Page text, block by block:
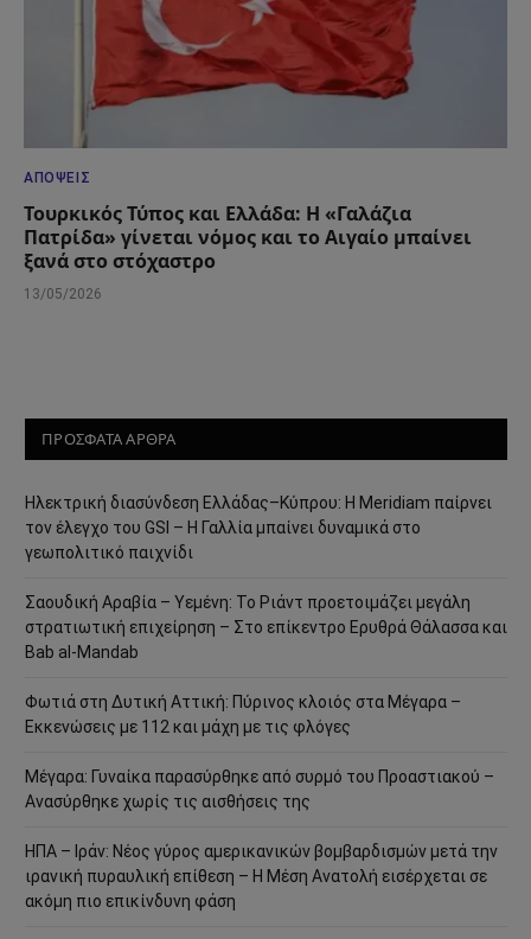
ΑΠΌΨΕΙΣ
Τουρκικός Τύπος και Ελλάδα: Η «Γαλάζια
Πατρίδα» γίνεται νόμος και το Αιγαίο μπαίνει
ξανά στο στόχαστρο
13/05/2026
ΠΡΟΣΦΑΤΑ ΑΡΘΡΑ
Ηλεκτρική διασύνδεση Ελλάδας–Κύπρου: Η Meridiam παίρνει
τον έλεγχο του GSI – Η Γαλλία μπαίνει δυναμικά στο
γεωπολιτικό παιχνίδι
Σαουδική Αραβία – Υεμένη: Το Ριάντ προετοιμάζει μεγάλη
στρατιωτική επιχείρηση – Στο επίκεντρο Ερυθρά Θάλασσα και
Bab al-Mandab
Φωτιά στη Δυτική Αττική: Πύρινος κλοιός στα Μέγαρα –
Εκκενώσεις με 112 και μάχη με τις φλόγες
Μέγαρα: Γυναίκα παρασύρθηκε από συρμό του Προαστιακού –
Ανασύρθηκε χωρίς τις αισθήσεις της
ΗΠΑ – Ιράν: Νέος γύρος αμερικανικών βομβαρδισμών μετά την
ιρανική πυραυλική επίθεση – Η Μέση Ανατολή εισέρχεται σε
ακόμη πιο επικίνδυνη φάση